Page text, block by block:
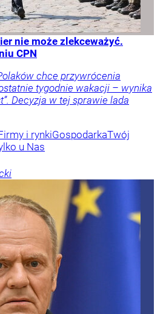
nie może zlekceważyć.
CPN
chce przywrócenia
tygodnie wakacji – wynika
Decyzja w tej sprawie lada
i rynkiGospodarkaTwój
u Nas